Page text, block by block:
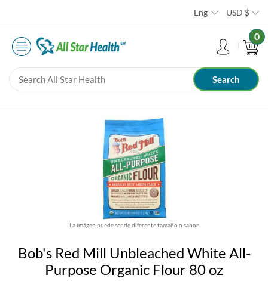
Eng USD $
0
La imágen puede ser de diferente tamaño o sabor
Bob's Red Mill Unbleached White All-
Purpose Organic Flour 80 oz